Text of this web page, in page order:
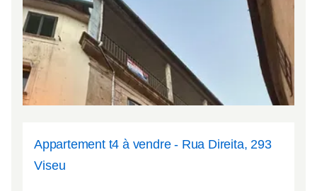
Appartement t4 à vendre - Rua Direita, 293
Viseu